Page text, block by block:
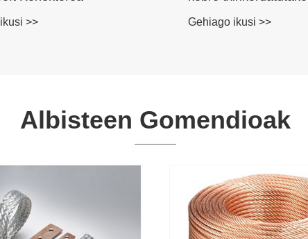
>> Gehiago ikusi >>
Albisteen Gomendioak